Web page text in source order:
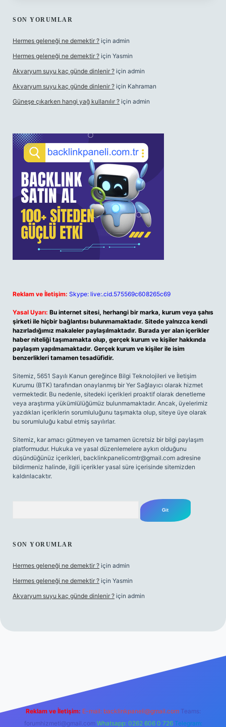
SON YORUMLAR
Hermes geleneği ne demektir ? için admin
Hermes geleneği ne demektir ? için Yasmin
Akvaryum suyu kaç günde dinlenir ? için admin
Akvaryum suyu kaç günde dinlenir ? için Kahraman
Güneşe çıkarken hangi yağ kullanılır ? için admin
Reklam ve İletişim: Skype: live:.cid.575569c608265c69
Yasal Uyarı: Bu internet sitesi, herhangi bir marka, kurum veya şahıs
şirketi ile hiçbir bağlantısı bulunmamaktadır. Sitede yalnızca kendi
hazırladığımız makaleler paylaşılmaktadır. Burada yer alan içerikler
haber niteliği taşımamakta olup, gerçek kurum ve kişiler hakkında
paylaşım yapılmamaktadır. Gerçek kurum ve kişiler ile isim
benzerlikleri tamamen tesadüfidir.
Sitemiz, 5651 Sayılı Kanun gereğince Bilgi Teknolojileri ve İletişim
Kurumu (BTK) tarafından onaylanmış bir Yer Sağlayıcı olarak hizmet
vermektedir. Bu nedenle, sitedeki içerikleri proaktif olarak denetleme
veya araştırma yükümlülüğümüz bulunmamaktadır. Ancak, üyelerimiz
yazdıkları içeriklerin sorumluluğunu taşımakta olup, siteye üye olarak
bu sorumluluğu kabul etmiş sayılırlar.
Sitemiz, kar amacı gütmeyen ve tamamen ücretsiz bir bilgi paylaşım
platformudur. Hukuka ve yasal düzenlemelere aykırı olduğunu
düşündüğünüz içerikleri, backlinkpanelicomtr@gmail.com adresine
bildirmeniz halinde, ilgili içerikler yasal süre içerisinde sitemizden
kaldırılacaktır.
SON YORUMLAR
Hermes geleneği ne demektir ? için admin
Hermes geleneği ne demektir ? için Yasmin
Akvaryum suyu kaç günde dinlenir ? için admin
Reklam ve İletişim: E-mail: backlinkpaneli@gmail.com Teams:
forumhizmeti@gmail.com Whatsapp: 0262 606 0 726 Telegram: